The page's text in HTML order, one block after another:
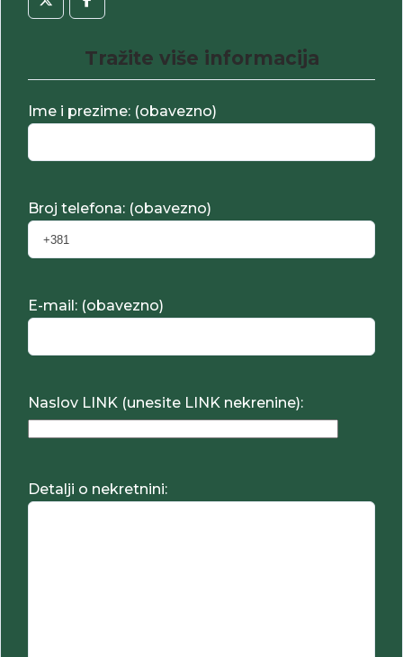
Tražite više informacija
Ime i prezime: (obavezno)
Broj telefona: (obavezno)
E-mail: (obavezno)
Naslov LINK (unesite LINK nekrenine):
Detalji o nekretnini: